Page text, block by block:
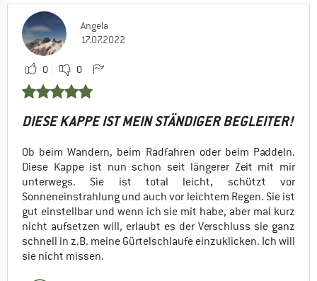
Angela
17.07.2022
0 0
DIESE KAPPE IST MEIN STÄNDIGER BEGLEITER!
Ob beim Wandern, beim Radfahren oder beim Paddeln.
Diese Kappe ist nun schon seit längerer Zeit mit mir
unterwegs. Sie ist total leicht, schützt vor
Sonneneinstrahlung und auch vor leichtem Regen. Sie ist
gut einstellbar und wenn ich sie mit habe, aber mal kurz
nicht aufsetzen will, erlaubt es der Verschluss sie ganz
schnell in z.B. meine Gürtelschlaufe einzuklicken. Ich will
sie nicht missen.